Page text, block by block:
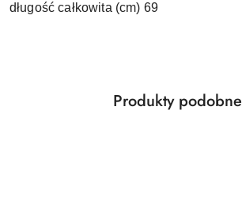
długość całkowita (cm) 69
Pomiń karuzelę produktów
Produkty
Produkty podobne